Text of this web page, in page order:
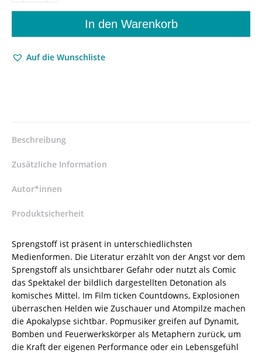
Verfahren
Literatur
(Hrsg.)
ISBN
/
3-
6552-
1
/
978-
3-
82-
606552-
1
Menge
In den Warenkorb
Auf die Wunschliste
Beschreibung
Zusätzliche Information
Autor*innen
Produktsicherheit
Sprengstoff ist präsent in unterschiedlichsten
Medienformen. Die Literatur erzählt von der Angst vor dem
Sprengstoff als unsichtbarer Gefahr oder nutzt als Comic
das Spektakel der bildlich dargestellten Detonation als
komisches Mittel. Im Film ticken Countdowns, Explosionen
überraschen Helden wie Zuschauer und Atompilze machen
die Apokalypse sichtbar. Popmusiker greifen auf Dynamit,
Bomben und Feuerwerkskörper als Metaphern zurück, um
die Kraft der eigenen Performance oder ein Lebensgefühl